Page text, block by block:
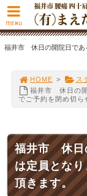
福井市 休日の開院日であ
HOME > ス
福井市 休日の
でご予約を閉め切ら
福井市 休日
は定員とな
頂きます。
MENU